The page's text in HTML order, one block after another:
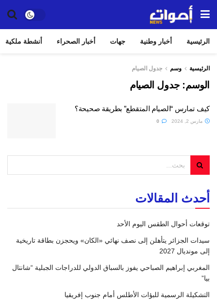
الرئيسية أخبار وطنية جهات أخبار الصحراء أنشطة ملكية
الرئيسية وسم جدول الصيام
الوسم:جدول الصيام
كيف تمارس “الصيام المتقطع” بطريقة صحيحة؟
مارس 2, 2024
أحدث المقالات
توقعات أحوال الطقس اليوم الأحد
سيدات الجزائر يتأهلن إلى نصف نهائي «الكان» ويحجزن بطاقة تاريخية
إلى مونديال 2027
المغربي إبراهيم الصباحي يفوز بالسباق الدولي للدراجات الجبلية “شانتال
بيا”
التشكيلة الرسمية للبؤات الأطلس أمام جنوب إفريقيا